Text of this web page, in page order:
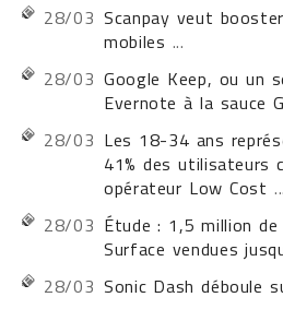
28/03 Scanpay veut
mobiles ...
28/03 Google Keep, ou un
Evernote à la sauce
28/03 Les 18-34 ans
41% des utilisateurs
opérateur Low Cost ...
28/03 Étude : 1,5 million
Surface vendues
28/03 Sonic Dash déboule